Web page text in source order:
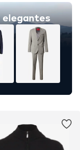
elegantes